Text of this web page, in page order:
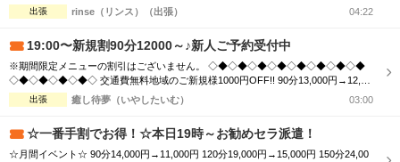
ランドオープン記念！ 【デトックスコース】通常90分 16,000円 ⇒ 70分 12,000円
【ご利用条件】 「リフナビを見た」と言ってご予約いただいたお客様 ※指名料別
出張 rinse（リンス）（出張） 04:22
19:00〜新規割90分12000～♪新人ご予約受付中
※期間限定メニューの割引はございません。 ◇◆◇◆◇◆◇◆◇◆◇◆◇◆◇◆
◇◆◇◆◇◆◇◆◇ 交通費無料地域のご新規様1000円OFF!! 90分13,000円→12,00
0円 120分16,000円→15,000円 150分20,000円→19,000円 ※指名料別途 ◇◆◇◆◇
◆◇◆◇◆◇◆◇◆◇◆◇◆◇◆◇◆◇◆◇ 市内の交通費を頂く地域のご新規様1
出張 癒し待夢（いやしたいむ） 03:00
☆一番手割でお得！☆本日19時～お勧めセラ派遣！
☆月間イベント☆ 90分14,000円→11,000円 120分19,000円→15,000円 150分24,00